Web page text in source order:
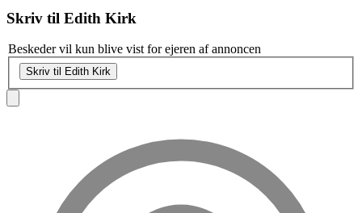
Skriv til Edith Kirk
Beskeder vil kun blive vist for ejeren af annoncen
Skriv til Edith Kirk